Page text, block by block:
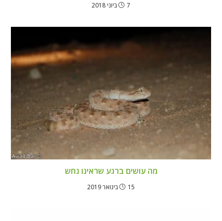
7 ביוני 2018
מה עושים ברגע שראינו נחש
15 בינואר 2019